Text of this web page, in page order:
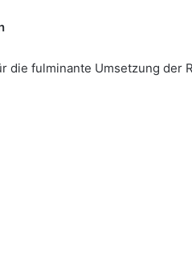
die fulminante Umsetzung der